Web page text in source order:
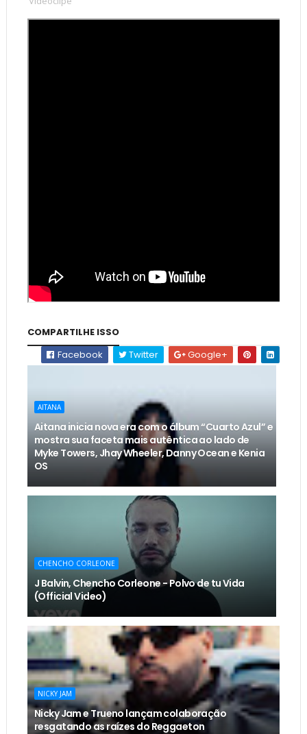
COMPARTILHE ISSO
Facebook
Twitter Google+
AITANA
Aitana inicia nova era com o álbum “Cuarto Azul” e
mostra sua faceta mais autêntica ao lado de
Myke Towers, Jhay Wheeler, Danny Ocean e Kenia
OS
CHENCHO CORLEONE
J Balvin, Chencho Corleone - Polvo de tu Vida
(Official Video)
NICKY JAM
Nicky Jam e Trueno lançam colaboração
resgatando as raízes do Reggaeton